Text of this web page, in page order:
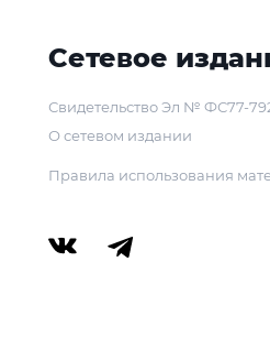
Сетевое
Свидетельство Эл № ФС77-
О сетевом издании
Правила использования